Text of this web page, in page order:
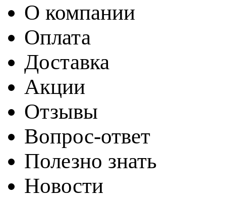
О компании
Оплата
Доставка
Акции
Отзывы
Вопрос-ответ
Полезно знать
Новости